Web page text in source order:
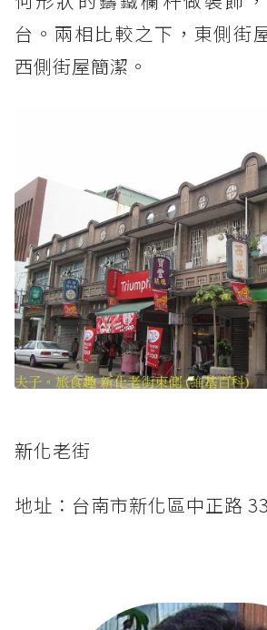
台。兩相比較之下，東側街
西側街屋簡潔。
新化老街
地址：台南市新化區中正路